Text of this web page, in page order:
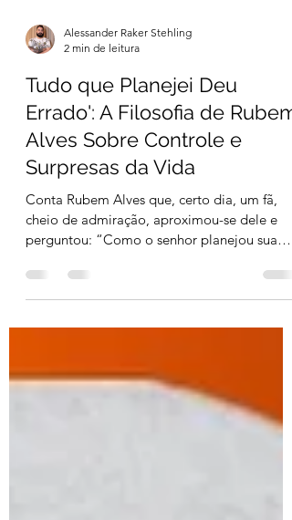
2 min de leitura
Tudo que Planejei Deu
Errado': A Filosofia de Rubem
Alves Sobre Controle e
Surpresas da Vida
Conta Rubem Alves que, certo dia, um fã,
perguntou: “Como o senhor planejou sua
vida para chegar...